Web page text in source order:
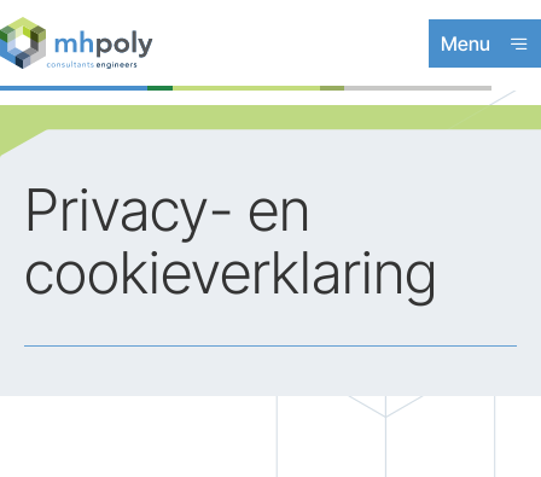
Expertises
Projecten
Werken bij
Contact
Menu
Privacy- en
cookieverklaring